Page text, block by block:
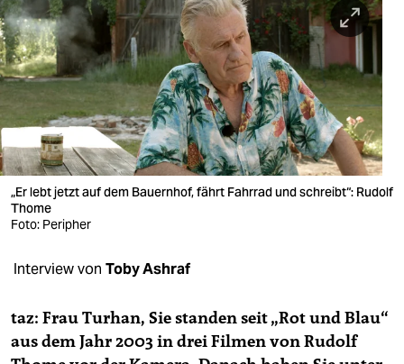
berlin
nord
wahrheit
verlag
verlag
veranstaltungen
unterstützen
abo
„Er lebt jetzt auf dem Bauernhof, fährt Fahrrad und schreibt“: Rudolf
Thome
Foto: Peripher
Interview von Toby Ashraf
taz: Frau Turhan, Sie standen seit „Rot und Blau“
aus dem Jahr 2003 in drei Filmen von Rudolf